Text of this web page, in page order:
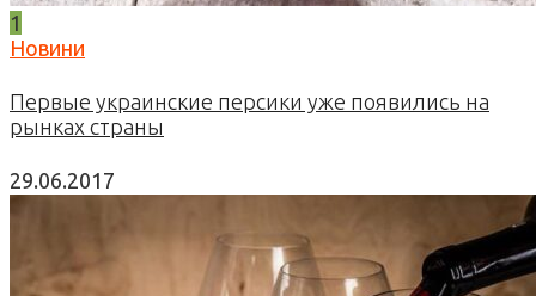
1
Новини
Первые украинские персики уже появились на
рынках страны
29.06.2017